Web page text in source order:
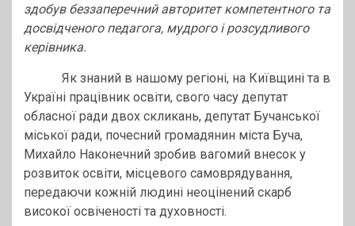
здобув беззаперечний авторитет компетентного та
досвідченого педагога, мудрого і розсудливого
керівника.
Як знаний в нашому регіоні, на Київщині та в
Україні працівник освіти, свого часу депутат
обласної ради двох скликань, депутат Бучанської
міської ради, почесний громадянин міста Буча,
Михайло Наконечний зробив вагомий внесок у
розвиток освіти, місцевого самоврядування,
передаючи кожній людині неоцінений скарб
високої освіченості та духовності.